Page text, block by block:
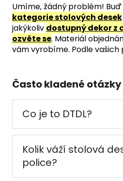
Umíme, žádný problém!
kategorie stolových desek
jakýkoliv dostupný dekor
ozvěte se. Materiál
vám vyrobíme. Podle vašich
Často kladené otázky
Co je to DTDL?
Kolik váží stolová
police?